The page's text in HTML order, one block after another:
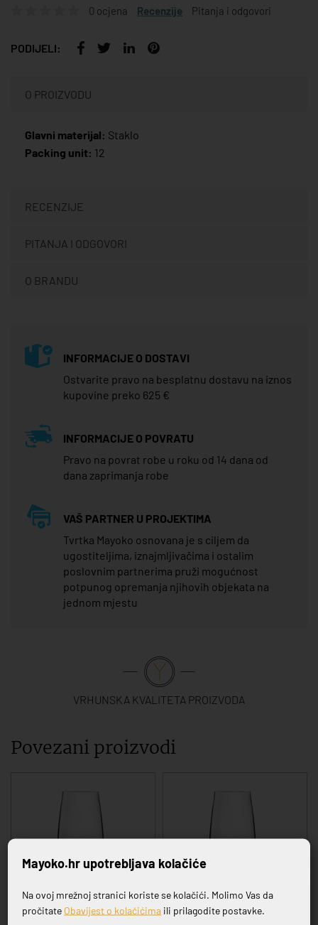
0 ocjena Recenzije Pitanja i odgovori
PODIJELI:
O PROIZVODU
Glavni materijal: Staklo
Packing unit: 12
RECENZIJE
PITANJA I ODGOVORI
O BRANDU
INFORMACIJE O DOSTAVI
Ostvarite pravo na besplatnu dostavu na iznos
kupovine preko 625 €
INFORMACIJE O POVRATU
Pravo na povrat robe u roku od 14 dana od
dana zaprimanja robe
VAŠ PARTNER U PROJEKTIMA
Tvrtka Mayoko osnovana je s ciljem da
ugostiteljima, iznajmljivačima i ostalim
poslovnim partnerima pruži mogućnost
potpunog opremanja njihovih objekata na
jednom mjestu
VRHUNSKA KVALITETA PROIZVODA
Povezani proizvodi
SERIJA ESSENTIAL SERIJA ESSENTIAL
Prijavite se na naš newsletter
Mayoko.hr upotrebljava kolačiće
Na ovoj mrežnoj stranici koriste se kolačići. Molimo Vas da
pročitate Obavijest o kolačićima ili prilagodite postavke.